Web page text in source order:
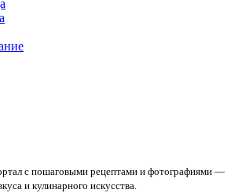
с пошаговыми рецептами и фотографиями —
и кулинарного искусства.